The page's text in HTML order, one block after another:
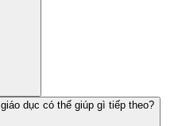
dục có thể giúp gì tiếp theo?